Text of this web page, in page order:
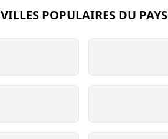
VILLES POPULAIRES DU PAYS